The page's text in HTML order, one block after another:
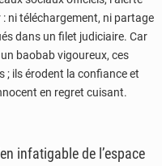
ni téléchargement, ni partage
dans un filet judiciaire. Car
baobab vigoureux, ces
; ils érodent la confiance et
en regret cuisant.
infatigable de l’espace